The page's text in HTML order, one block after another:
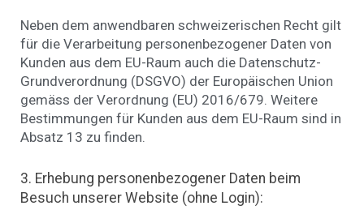
Neben dem anwendbaren schweizerischen Recht gilt
für die Verarbeitung personenbezogener Daten von
Kunden aus dem EU-Raum auch die Datenschutz-
Grundverordnung (DSGVO) der Europäischen Union
gemäss der Verordnung (EU) 2016/679. Weitere
Bestimmungen für Kunden aus dem EU-Raum sind in
Absatz 13 zu finden.
3. Erhebung personenbezogener Daten beim
Besuch unserer Website (ohne Login):